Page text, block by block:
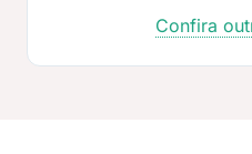
Confira